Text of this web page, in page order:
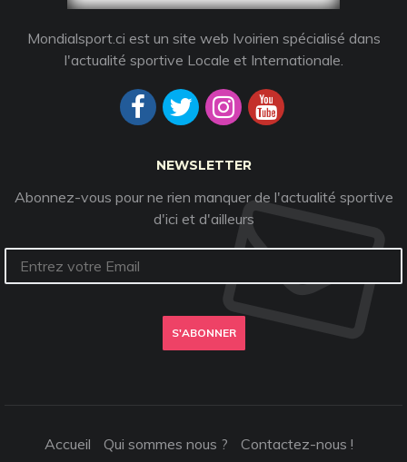
Mondialsport.ci est un site web Ivoirien spécialisé dans
l'actualité sportive Locale et Internationale.
NEWSLETTER
Abonnez-vous pour ne rien manquer de l'actualité sportive
d'ici et d'ailleurs
S'ABONNER
Accueil Qui sommes nous ? Contactez-nous !